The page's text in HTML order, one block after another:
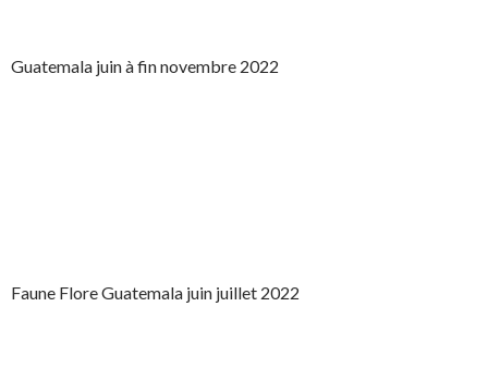
Guatemala juin à fin novembre 2022
Faune Flore Guatemala juin juillet 2022